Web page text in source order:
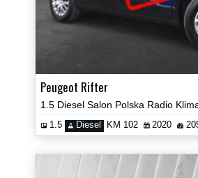
Peugeot Rifter
1.5 Diesel KM 102 2020